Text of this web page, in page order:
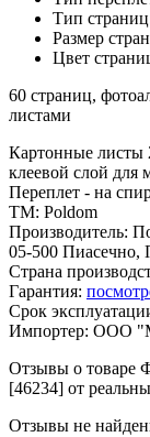
Тип
Размер
Цвет
60 страниц,
листами
Картонные листы
клеевой слой для
Переплет - на
ТМ: Poldom
Производитель:
05-500 Пиасечно,
Страна
Гарантия:
Срок
Импортер: ООО
Отзывы о товаре
[46234] от
Отзывы не